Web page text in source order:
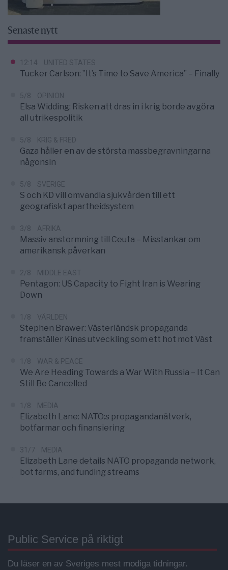
Senaste nytt
12:14 UNITED STATES
Tucker Carlson: ”It’s Time to Save America” – Finally
5/8 OPINION
Elsa Widding: Risken att dras in i krig borde avgöra
all utrikespolitik
5/8 KRIG & FRED
Gaza håller en av de största massbegravningarna
någonsin
5/8 SVERIGE
S och KD vill omvandla sjukvården till ett
geografiskt apartheidsystem
3/8 AFRIKA
Massiv anstormning till Ceuta – Misstankar om
amerikansk påverkan
2/8 MIDDLE EAST
Pentagon: US Capacity to Fight Iran is Wearing
Down
1/8 VÄRLDEN
Stephen Brawer: Västerländsk propaganda
framställer Kinas utveckling som ett hot mot Väst
1/8 WAR & PEACE
We Are Heading Towards a War With Russia – It Can
Still Be Cancelled
1/8 MEDIA
Elizabeth Lane: NATO:s propagandanätverk,
botfarmar och finansiering
31/7 MEDIA
Elizabeth Lane details NATO propaganda network,
bot farms, and funding streams
Public Service på riktigt
Du läser en av Sveriges mest modiga tidningar.